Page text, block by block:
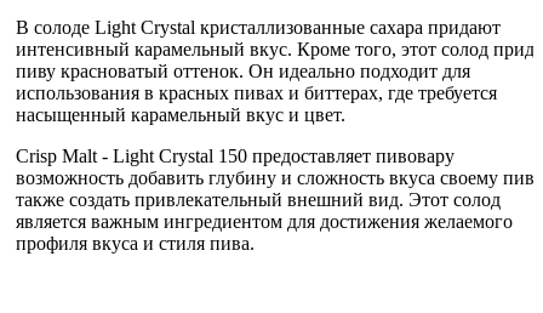
В солоде Light Crystal кристаллизованные сахара придают
интенсивный карамельный вкус. Кроме того, этот солод
пиву красноватый оттенок. Он идеально подходит для
использования в красных пивах и биттерах, где требуется
насыщенный карамельный вкус и цвет.
Crisp Malt - Light Crystal 150 предоставляет пивовару
возможность добавить глубину и сложность вкуса своему
также создать привлекательный внешний вид. Этот солод
является важным ингредиентом для достижения желаемого
профиля вкуса и стиля пива.